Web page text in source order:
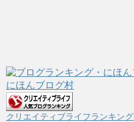
にほんブログ村
クリエイティブライフランキング